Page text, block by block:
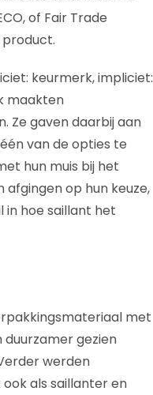
of Fair Trade
keurmerk, impliciet:
maakten
Ze gaven daarbij aan
van de opties te
hun muis bij het
afgingen op hun keuze,
in hoe saillant het
met
gezien
werden
als saillanter en